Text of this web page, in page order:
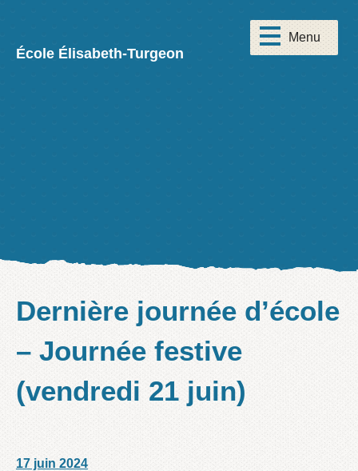
École Élisabeth-Turgeon
Dernière journée d’école
– Journée festive
(vendredi 21 juin)
17 juin 2024